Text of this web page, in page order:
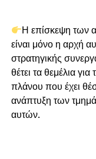
Η επίσκεψη των
είναι μόνο η αρχή
στρατηγικής
θέτει τα θεμέλια
πλάνου που έχει
ανάπτυξη των
αυτών.